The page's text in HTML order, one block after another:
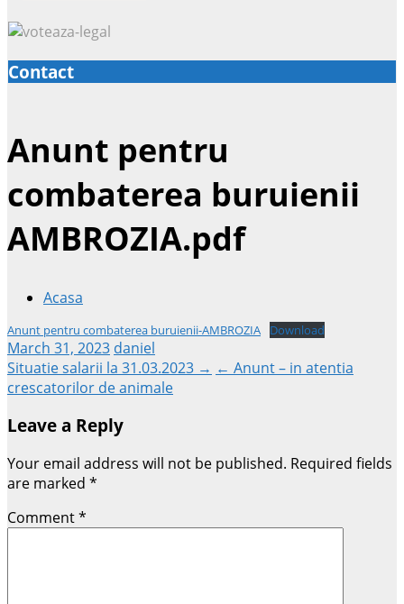
Contact
Anunt pentru
combaterea buruienii
AMBROZIA.pdf
Acasa
Anunt pentru combaterea buruienii-AMBROZIA Download
March 31, 2023 daniel
Post
navigation
Situatie salarii la 31.03.2023 → ← Anunt – in atentia
crescatorilor de animale
Leave a Reply
Your email address will not be published. Required fields
are marked *
Comment*